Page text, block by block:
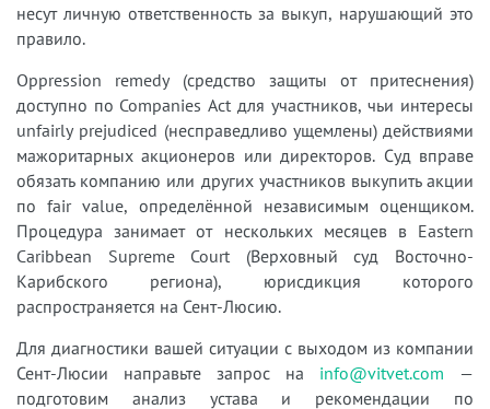
несут личную ответственность за выкуп, нарушающий это
правило.
Oppression remedy (средство защиты от притеснения)
доступно по Companies Act для участников, чьи интересы
unfairly prejudiced (несправедливо ущемлены) действиями
мажоритарных акционеров или директоров. Суд вправе
обязать компанию или других участников выкупить акции
по fair value, определённой независимым оценщиком.
Процедура занимает от нескольких месяцев в Eastern
Caribbean Supreme Court (Верховный суд Восточно-
Карибского региона), юрисдикция которого
распространяется на Сент-Люсию.
Для диагностики вашей ситуации с выходом из компании
Сент-Люсии направьте запрос на info@vitvet.com —
подготовим анализ устава и рекомендации по